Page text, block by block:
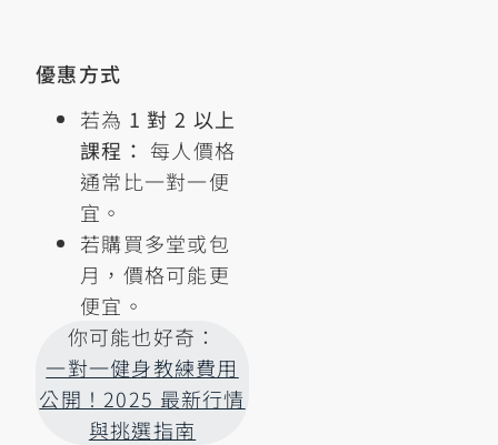
優惠方式
若為 1 對 2 以上
課程： 每人價格
通常比一對一便
宜。
若購買多堂或包
月，價格可能更
便宜。
你可能也好奇：
一對一健身教練費用
公開！2025 最新行情
與挑選指南